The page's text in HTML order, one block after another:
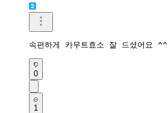
속편하게 카무트효소 잘 드셨어요 ^^
0
1